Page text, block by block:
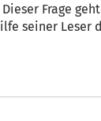
Frage geht